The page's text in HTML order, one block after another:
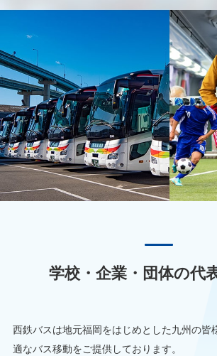
学校・企業・団体の代
西鉄バスは地元福岡をはじめとした九州の皆
適なバス移動をご提供しております。